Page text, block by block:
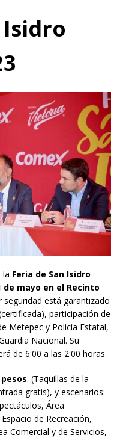
Isidro
la Feria de San Isidro
de mayo en el Recinto
seguridad está garantizado
participación de
Metepec y Policía Estatal,
Nacional. Su
de 6:00 a las 2:00 horas.
. (Taquillas de la
gratis), y escenarios:
Área
de Recreación,
Comercial y de Servicios,